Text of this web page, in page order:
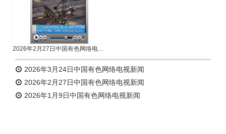
2026年2月27日中国有色网络电视新闻
2026年3月24日中国有色网络电视新闻
2026年2月27日中国有色网络电视新闻
2026年1月9日中国有色网络电视新闻